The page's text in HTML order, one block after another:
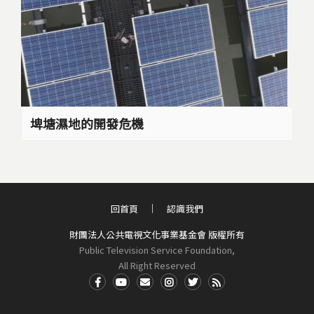
埤塘濕地的開發危機
財團法人公共電視文化事業基金會 版權所有
Public Television Service Foundation,
All Right Reserved
回首頁 認識我們